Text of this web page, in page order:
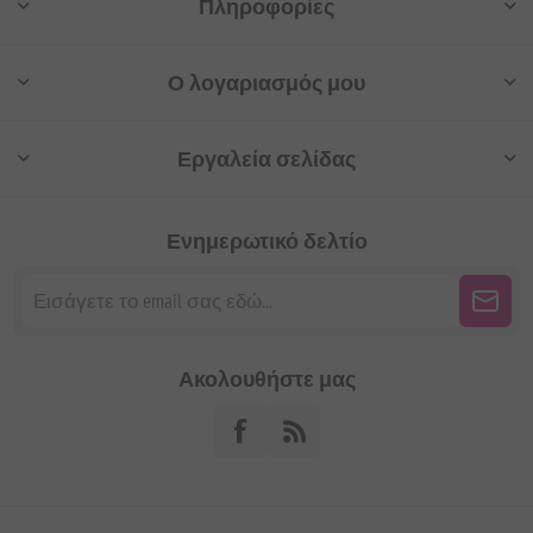
Πληροφορίες
Ο λογαριασμός μου
Εργαλεία σελίδας
Ενημερωτικό δελτίο
Ακολουθήστε μας